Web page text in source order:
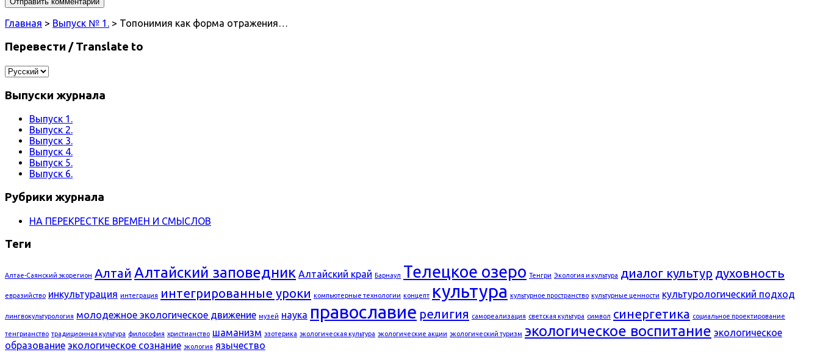
Главная > Выпуск № 1. > Топонимия как форма отражения…
Перевести / Translate to
Выпуски журнала
Выпуск 1.
Выпуск 2.
Выпуск 3.
Выпуск 4.
Выпуск 5.
Выпуск 6.
Рубрики журнала
НА ПЕРЕКРЕСТКЕ ВРЕМЕН И СМЫСЛОВ
Теги
Алтае-Саянский экорегион Алтай Алтайский заповедник Алтайский край Барнаул Телецкое озеро Тенгри Экология и культура диалог культур духовность
евразийство инкультурация интеграция интегрированные уроки компьютерные технологии концепт культура культурное пространство культурные ценности культурологический подход
лингвокультурология молодежное экологическое движение музей наука православие религия самореализация светская культура символ синергетика социальное проектирование
тенгрианство традиционная культура философия христианство шаманизм эзотерика экологическая культура экологические акции экологический туризм экологическое воспитание экологическое
образование экологическое сознание экология язычество